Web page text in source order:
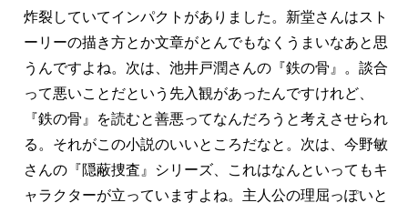
炸裂していてインパクトがありました。新堂さんはスト
ーリーの描き方とか文章がとんでもなくうまいなあと思
うんですよね。次は、池井戸潤さんの『鉄の骨』。談合
って悪いことだという先入観があったんですけれど、
『鉄の骨』を読むと善悪ってなんだろうと考えさせられ
る。それがこの小説のいいところだなと。次は、今野敏
さんの『隠蔽捜査』シリーズ、これはなんといってもキ
ャラクターが立っていますよね。主人公の理屈っぽいと